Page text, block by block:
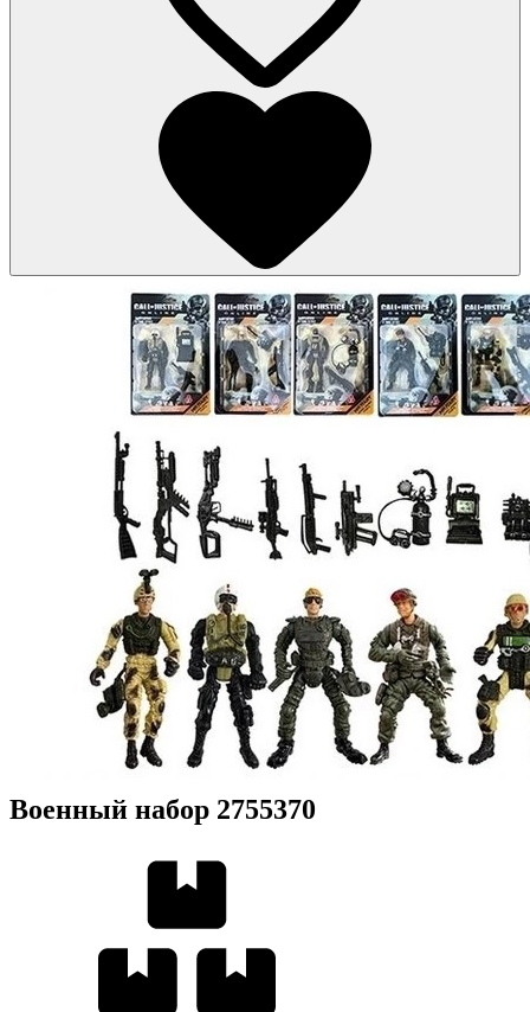
Военный набор 2755370